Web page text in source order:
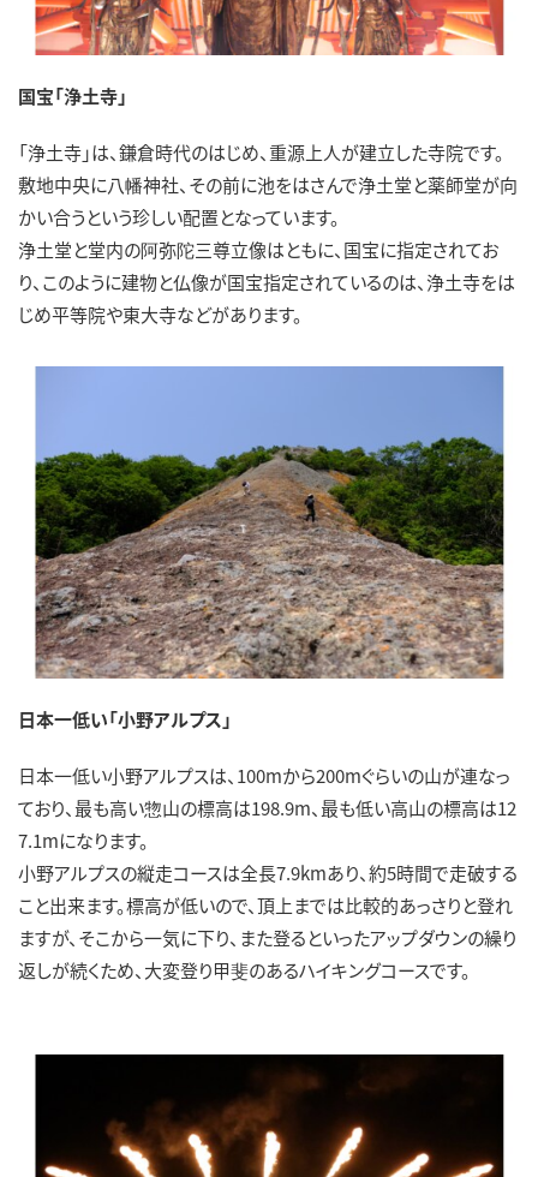
国宝「浄土寺」
「浄土寺」は、鎌倉時代のはじめ、重源上人が建立した寺院です。
敷地中央に八幡神社、その前に池をはさんで浄土堂と薬師堂が向
かい合うという珍しい配置となっています。
浄土堂と堂内の阿弥陀三尊立像はともに、国宝に指定されてお
り、このように建物と仏像が国宝指定されているのは、浄土寺をは
じめ平等院や東大寺などがあります。
日本一低い「小野アルプス」
日本一低い小野アルプスは、100mから200mぐらいの山が連なっ
ており、最も高い惣山の標高は198.9m、最も低い高山の標高は12
7.1mになります。
小野アルプスの縦走コースは全長7.9kmあり、約5時間で走破する
こと出来ます。標高が低いので、頂上までは比較的あっさりと登れ
ますが、そこから一気に下り、また登るといったアップダウンの繰り
返しが続くため、大変登り甲斐のあるハイキングコースです。